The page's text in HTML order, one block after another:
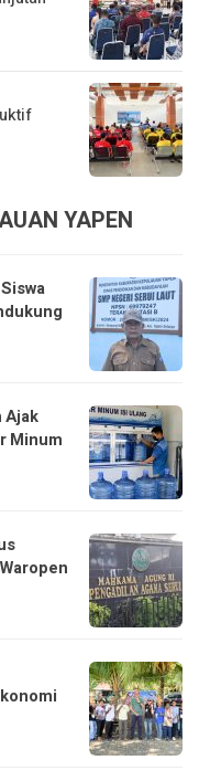
YAPEN
Ajak
Minum